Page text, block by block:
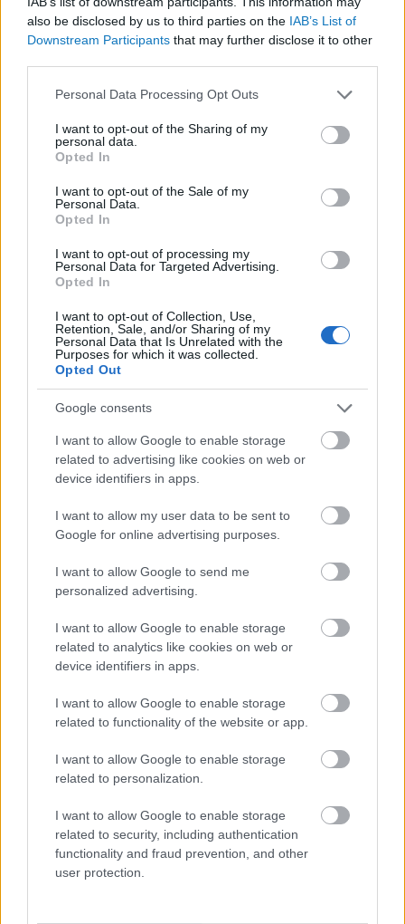
also be disclosed by us to third parties on the IAB’s List of
Downstream Participants that may further disclose it to other
Please note that this website/app uses one or more Google
not limited to your visit or usage behaviour. You may click to
grant or deny consent to Google and its third-party tags to
use your data for below specified purposes in below Google
consent section.
Personal Data Processing Opt Outs
I want to opt-out of the Sharing of my
personal data.
Opted In
I want to opt-out of the Sale of my
Personal Data.
Opted In
I want to opt-out of processing my
Personal Data for Targeted Advertising.
Opted In
I want to opt-out of Collection, Use,
Retention, Sale, and/or Sharing of my
Personal Data that Is Unrelated with the
Purposes for which it was collected.
Opted Out
Google consents
I want to allow Google to enable storage
related to advertising like cookies on web or
device identifiers in apps.
I want to allow my user data to be sent to
Google for online advertising purposes.
I want to allow Google to send me
personalized advertising.
I want to allow Google to enable storage
related to analytics like cookies on web or
device identifiers in apps.
I want to allow Google to enable storage
related to functionality of the website or app.
I want to allow Google to enable storage
related to personalization.
I want to allow Google to enable storage
related to security, including authentication
functionality and fraud prevention, and other
user protection.
Közép-Mediterrán útvonal, A Darién-régió és az
Indiai-óceáni út
A közlekedés mérföldkövei
A közlekedés mérföldkövei
A világ legveszélyesebb migrációs útvonalai: A Közép-
Mediterrán útvonal, A Darién-régió és az Indiai-óceáni
Manaus: a dzsungel szívének városa